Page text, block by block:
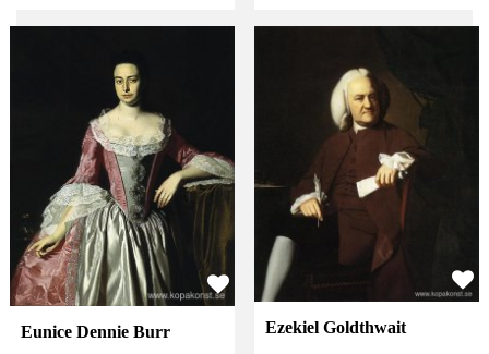
Eunice Dennie Burr Ezekiel Goldthwait